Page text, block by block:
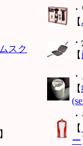
【
スク
【
【
】
【
ー